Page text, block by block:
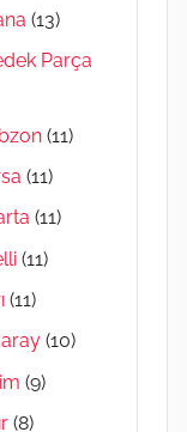
(13)
Parça
(11)
(11)
(11)
(11)
(11)
(10)
(9)
(8)